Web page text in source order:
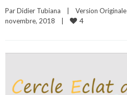
Par Didier Tubiana Version Originale
novembre, 2018
4